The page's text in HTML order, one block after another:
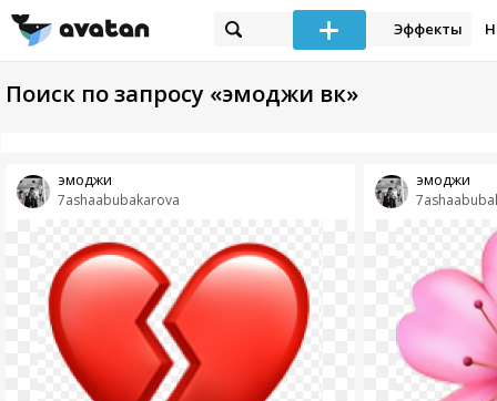
Эффекты
Поиск по запросу «эмоджи вк»
7ashaabubakarova
эмоджи эмоджи